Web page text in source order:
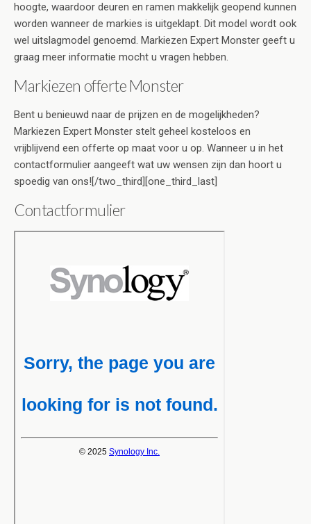
hoogte, waardoor deuren en ramen makkelijk geopend kunnen
worden wanneer de markies is uitgeklapt. Dit model wordt ook
wel uitslagmodel genoemd. Markiezen Expert Monster geeft u
graag meer informatie mocht u vragen hebben.
Markiezen offerte Monster
Bent u benieuwd naar de prijzen en de mogelijkheden?
Markiezen Expert Monster stelt geheel kosteloos en
vrijblijvend een offerte op maat voor u op. Wanneer u in het
contactformulier aangeeft wat uw wensen zijn dan hoort u
spoedig van ons![/two_third][one_third_last]
Contactformulier